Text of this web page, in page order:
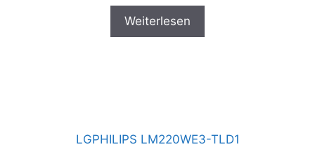
Weiterlesen
LGPHILIPS LM220WE3-TLD1